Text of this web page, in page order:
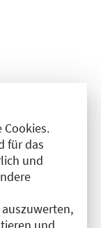
Cookies.
für das
und
(11)